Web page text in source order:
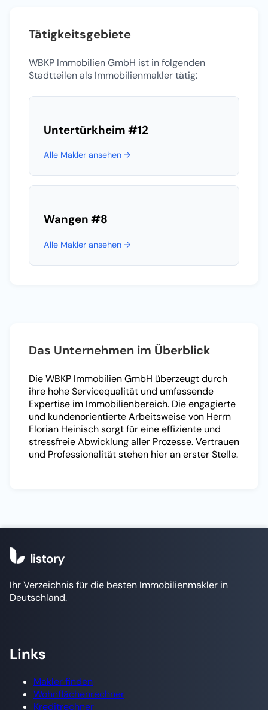
Tätigkeitsgebiete
WBKP Immobilien GmbH ist in folgenden
Stadtteilen als Immobilienmakler tätig:
Untertürkheim #12
Alle Makler ansehen →
Wangen #8
Alle Makler ansehen →
Das Unternehmen im Überblick
Die WBKP Immobilien GmbH überzeugt durch
ihre hohe Servicequalität und umfassende
Expertise im Immobilienbereich. Die engagierte
und kundenorientierte Arbeitsweise von Herrn
Florian Heinisch sorgt für eine effiziente und
stressfreie Abwicklung aller Prozesse. Vertrauen
und Professionalität stehen hier an erster Stelle.
Ihr Verzeichnis für die besten Immobilienmakler in
Deutschland.
Links
Makler finden
Wohnflächenrechner
Kreditrechner